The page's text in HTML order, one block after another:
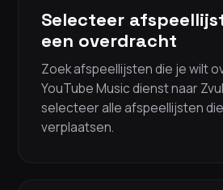
Selecteer
een overdracht
Zoek afspeellijsten die je wilt
YouTube Music dienst naar
selecteer alle afspeellijsten
verplaatsen.